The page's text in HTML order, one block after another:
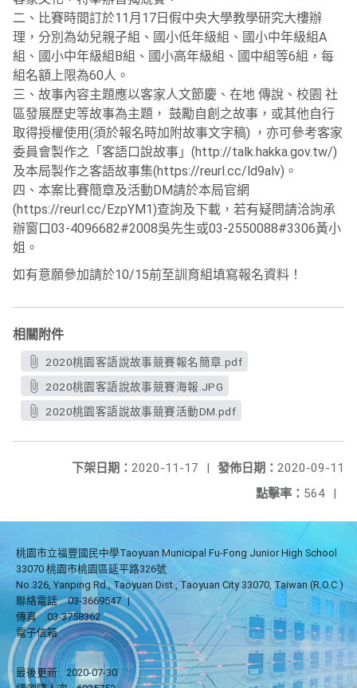
二、比賽時間訂於11月17日假中央大學教學研究大樓辦
理，分別為幼兒親子組、國小低年級組、國小中年級組A
組、國小中年級組B組、國小高年級組、國中組等6組，每
組名額上限為60人。
三、故事內容主題應以客家人文節慶、在地 傳說、校園 社
區發展歷史等故事為主題， 鼓勵自創之故事，或其他自行
取得授權使用(須於報名時加附故事文字稿) ，亦可參考客家
委員會製作之「客語口說故事」(http://talk.hakka.gov.tw/)
及本局製作之客語故事集(https://reurl.cc/ld9alv)。
四、本案比賽簡章及活動DM請於本局官網
(https://reurl.cc/EzpYM1)查詢及下載，若有疑問請洽詢承
辦窗口03-4096682#2008吳先生或03-2550088#3306黃小
姐。
如有意願參加請於10/15前至訓育組填寫報名資料！
相關附件
2020桃園客語說故事競賽報名簡章.pdf
2020桃園客語說故事競賽海報.JPG
2020桃園客語說故事競賽活動DM.pdf
發佈日期： 2020-09-11
下架日期： 2020-11-17
|
點擊率： 564 |
桃園市立福豐國民中學Taoyuan Municipal Fu-Fong Junior High School
33070 桃園市桃園區延平路326號
No.326, Yanping Rd., Taoyuan Dist., Taoyuan City 33070, Taiwan (R.O.C.)
聯絡電話
03-3669547 |
傳真
03-3758362
電子信箱
最後更新
2020-07-30